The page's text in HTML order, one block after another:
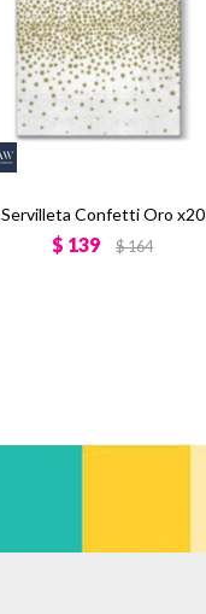
Servilleta Confetti Oro x20
$ 139 $164